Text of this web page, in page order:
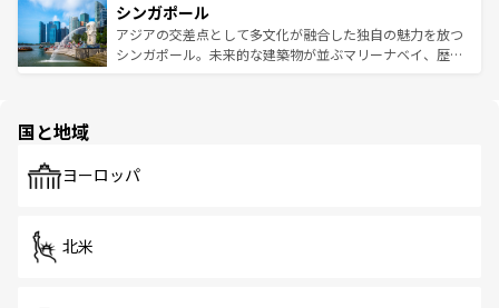
参照してほしい。
激する。気候は一年中温暖で、どの季節にも異なる楽しみ
が待っている。親しみやすいタイの人々、仏教を中心とし
た文化、そして多様な観光資源が、訪れる旅人を魅了し続
み、どこを訪れても感動するはず。観光スポットが密集し
ており、効率よく見どころを回れるのも魅力。息をのむよ
うな絶景から文化的な体験まで、香港を存分に楽しみ尽く
シンガポール
アジアの交差点として多文化が融合した独自の魅力を放つ
シンガポール。未来的な建築物が並ぶマリーナベイ、歴史
で、ホーカーズは地元の風情を楽しめる外せないスポット
国と地域
ヨーロッパ
北米